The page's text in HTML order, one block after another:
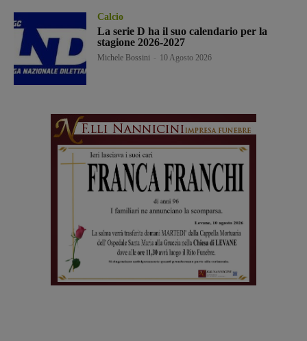
Calcio
La serie D ha il suo calendario per la
stagione 2026-2027
Michele Bossini 10 Agosto 2026